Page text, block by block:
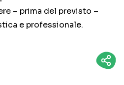
– prima del previsto –
e professionale.